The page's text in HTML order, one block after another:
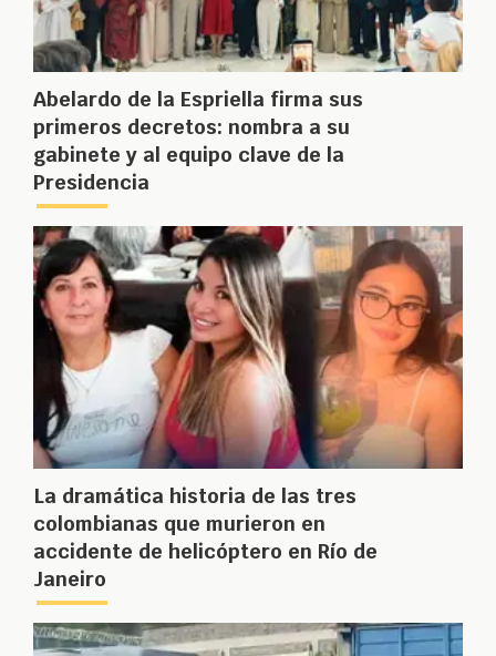
Abelardo de la Espriella firma sus
primeros decretos: nombra a su
gabinete y al equipo clave de la
Presidencia
La dramática historia de las tres
colombianas que murieron en
accidente de helicóptero en Río de
Janeiro